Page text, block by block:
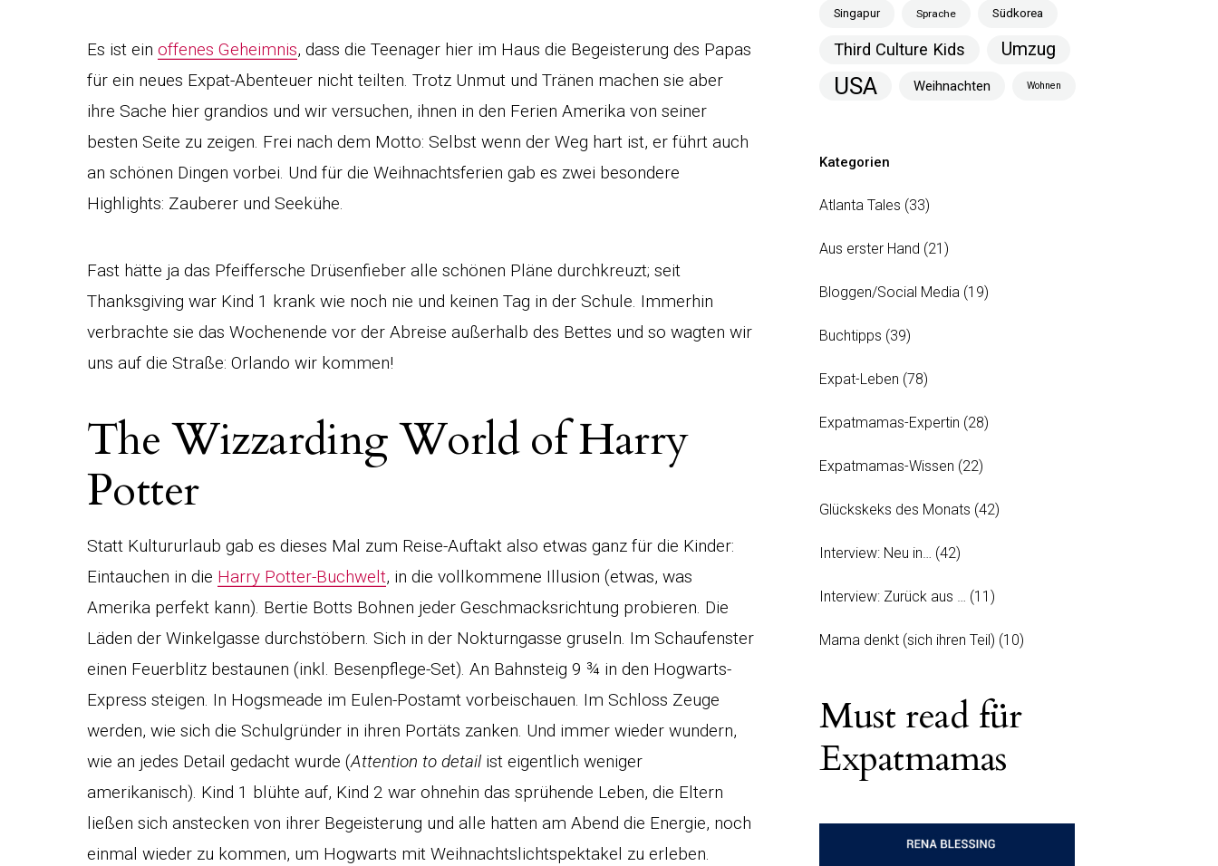
Es ist ein offenes Geheimnis, dass die Teenager hier im Haus die Begeisterung des Papas
für ein neues Expat-Abenteuer nicht teilten. Trotz Unmut und Tränen machen sie aber
ihre Sache hier grandios und wir versuchen, ihnen in den Ferien Amerika von seiner
besten Seite zu zeigen. Frei nach dem Motto: Selbst wenn der Weg hart ist, er führt auch
an schönen Dingen vorbei. Und für die Weihnachtsferien gab es zwei besondere
Highlights: Zauberer und Seekühe.
Fast hätte ja das Pfeiffersche Drüsenfieber alle schönen Pläne durchkreuzt; seit
Thanksgiving war Kind 1 krank wie noch nie und keinen Tag in der Schule. Immerhin
verbrachte sie das Wochenende vor der Abreise außerhalb des Bettes und so wagten wir
uns auf die Straße: Orlando wir kommen!
The Wizzarding World of Harry
Potter
Statt Kultururlaub gab es dieses Mal zum Reise-Auftakt also etwas ganz für die Kinder:
Eintauchen in die Harry Potter-Buchwelt, in die vollkommene Illusion (etwas, was
Amerika perfekt kann). Bertie Botts Bohnen jeder Geschmacksrichtung probieren. Die
Läden der Winkelgasse durchstöbern. Sich in der Nokturngasse gruseln. Im Schaufenster
einen Feuerblitz bestaunen (inkl. Besenpflege-Set). An Bahnsteig 9 ¾ in den Hogwarts-
Express steigen. In Hogsmeade im Eulen-Postamt vorbeischauen. Im Schloss Zeuge
werden, wie sich die Schulgründer in ihren Portäts zanken. Und immer wieder wundern,
wie an jedes Detail gedacht wurde (Attention to detail ist eigentlich weniger
amerikanisch). Kind 1 blühte auf, Kind 2 war ohnehin das sprühende Leben, die Eltern
ließen sich anstecken von ihrer Begeisterung und alle hatten am Abend die Energie, noch
einmal wieder zu kommen, um Hogwarts mit Weihnachtslichtspektakel zu erleben.
Singapur Sprache Südkorea
Third Culture Kids Umzug
USA Weihnachten Wohnen
Kategorien
Atlanta Tales (33)
Aus erster Hand (21)
Bloggen/Social Media (19)
Buchtipps (39)
Expat-Leben (78)
Expatmamas-Expertin (28)
Expatmamas-Wissen (22)
Glückskeks des Monats (42)
Interview: Neu in… (42)
Interview: Zurück aus … (11)
Mama denkt (sich ihren Teil) (10)
Must read für
Expatmamas